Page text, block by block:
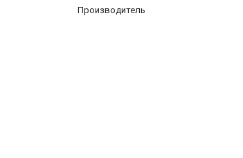
Производитель